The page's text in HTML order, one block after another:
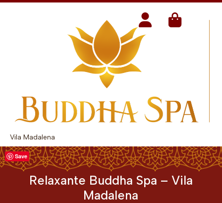
Vila Madalena
Relaxante Buddha Spa – Vila
Madalena
Save